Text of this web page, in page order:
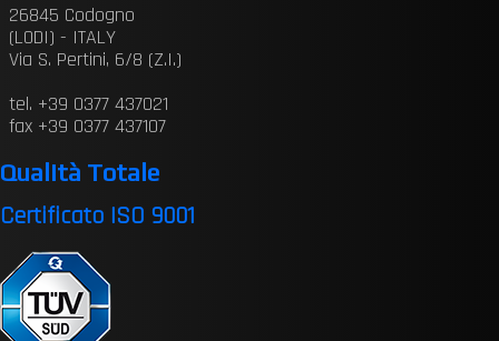
26845 Codogno
(LODI) - ITALY
Via S. Pertini, 6/8 (Z.I.)
tel. +39 0377 437021
fax +39 0377 437107
Qualità Totale
Certificato ISO 9001